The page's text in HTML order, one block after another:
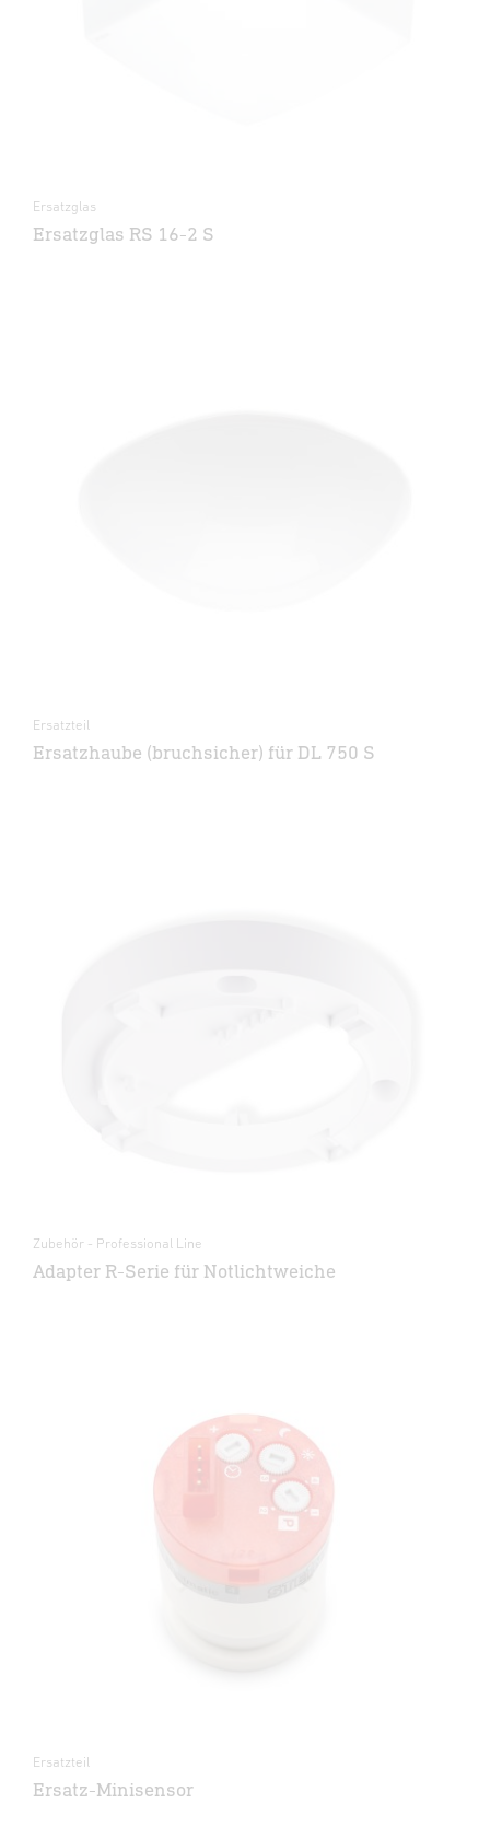
Ersatzglas
Ersatzglas RS 16-2 S
Ersatzteil
Ersatzhaube (bruchsicher) für DL 750 S
Zubehör - Professional Line
Adapter R-Serie für Notlichtweiche
Ersatzteil
Ersatz-Minisensor